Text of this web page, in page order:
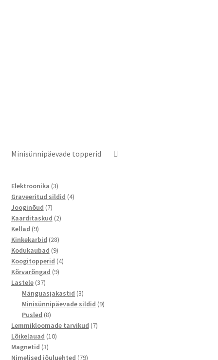
Minisünnipäevade topperid
Elektroonika 33
toodet
Graveeritud sildid 44
Jooginõud 77
toodet
Kaarditaskud 22
Kellad 99
toodet
Kinkekarbid 2828
toodet
Kodukaubad 99
toodet
Koogitopperid 44
Kõrvarõngad 99
Lastele 3737
toodet
Mänguasjakastid 33
toodet
Minisünnipäevade sildid 99
Pusled 88
toodet
Lemmikloomade tarvikud 77
Lõikelauad 1010
Magnetid 33
toodet
Nimelised jõuluehted 7979